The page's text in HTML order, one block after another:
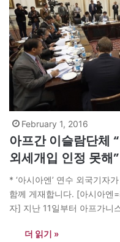
February 1, 2016
아프간 이슬람단체
외세개입 인정 못해”
* ‘아시아엔’ 연수 외국기자
함께 게재합니다. [아시아엔
자] 지난 11일부터 아프가니
(QCC)가 열린 가운데 오는
더 읽기 »